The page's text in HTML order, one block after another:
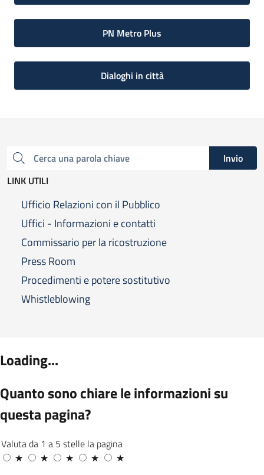
PN Metro Plus
Dialoghi in città
Cerca una parola chiave
Invio
LINK UTILI
Ufficio Relazioni con il Pubblico
Uffici - Informazioni e contatti
Commissario per la ricostruzione
Press Room
Procedimenti e potere sostitutivo
Whistleblowing